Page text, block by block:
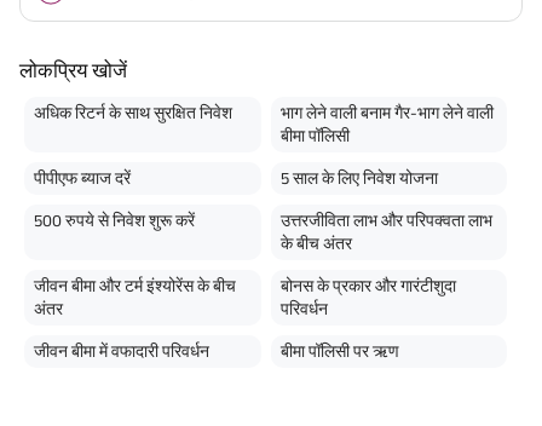
लोकप्रिय खोजें
अधिक रिटर्न के साथ सुरक्षित निवेश
भाग लेने वाली बनाम गैर-भाग लेने वाली
बीमा पॉलिसी
पीपीएफ ब्याज दरें 5 साल के लिए निवेश योजना
500 रुपये से निवेश शुरू करें
उत्तरजीविता लाभ और परिपक्वता लाभ
के बीच अंतर
जीवन बीमा और टर्म इंश्योरेंस के बीच
अंतर
बोनस के प्रकार और गारंटीशुदा
परिवर्धन
जीवन बीमा में वफादारी परिवर्धन बीमा पॉलिसी पर ऋण